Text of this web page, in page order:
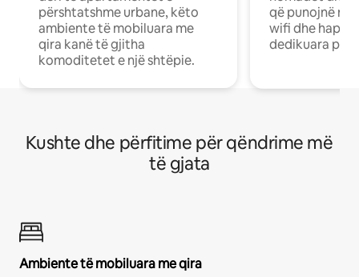
përshtatshme urbane, këto
ambiente të mobiluara me
qira kanë të gjitha
komoditetet e një shtëpie.
që punojnë në
wifi dhe
dedikuara
Kushte dhe përfitime për qëndrime më
të gjata
Ambiente të mobiluara me qira